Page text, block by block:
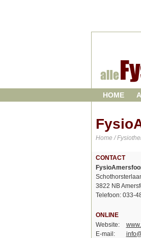
HOME
Home /
CONTACT
3822 NB
Telefoon: 033-
ONLINE
Website:
E-mail: